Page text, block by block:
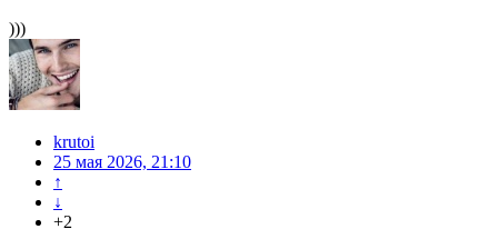
)))
krutoi
25 мая 2026, 21:10
↑
↓
+2